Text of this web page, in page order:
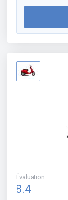
Évaluation:
8.4